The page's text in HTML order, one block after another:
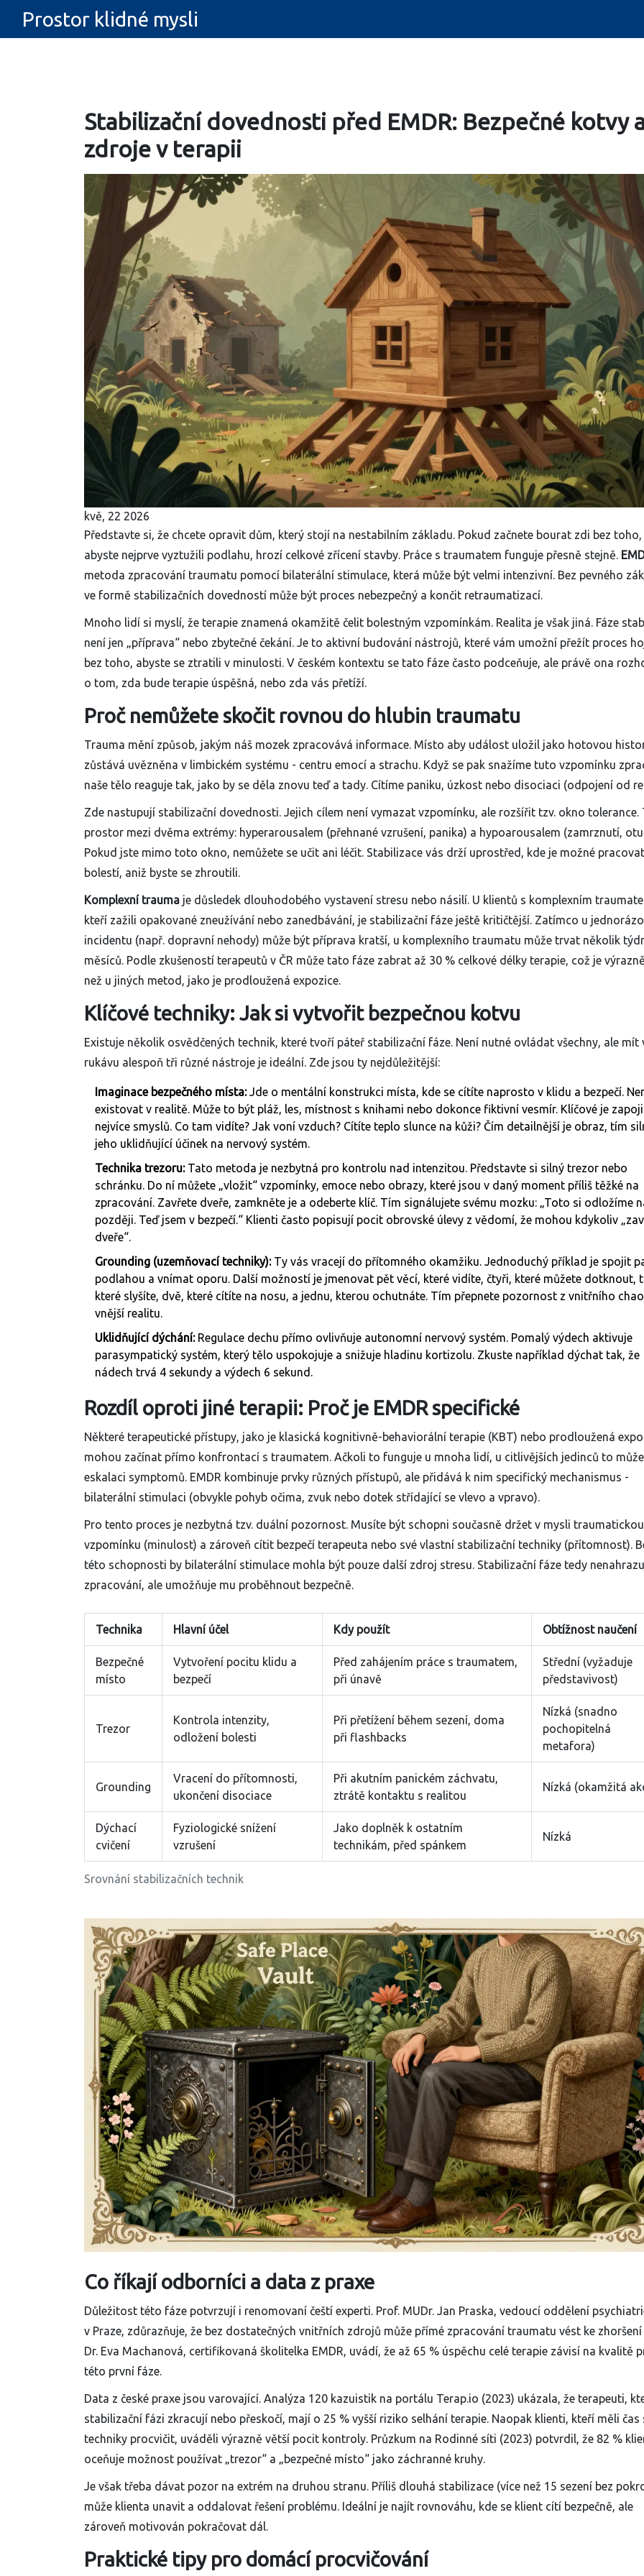
Prostor klidné mysli
Stabilizační dovednosti před EMDR: Bezpečné kotvy
zdroje v terapii
kvě, 22 2026
Představte si, že chcete opravit dům, který stojí na nestabilním základu. Pokud začnete bourat zdi bez toho,
abyste nejprve vyztužili podlahu, hrozí celkové zřícení stavby. Práce s traumatem funguje přesně stejně.
metoda zpracování traumatu pomocí bilaterální stimulace, která může být velmi intenzivní. Bez pevného
ve formě stabilizačních dovedností může být proces nebezpečný a končit retraumatizací.
Mnoho lidí si myslí, že terapie znamená okamžitě čelit bolestným vzpomínkám. Realita je však jiná. Fáze
není jen „příprava“ nebo zbytečné čekání. Je to aktivní budování nástrojů, které vám umožní přežít proces
bez toho, abyste se ztratili v minulosti. V českém kontextu se tato fáze často podceňuje, ale právě ona
o tom, zda bude terapie úspěšná, nebo zda vás přetíží.
Proč nemůžete skočit rovnou do hlubin traumatu
Trauma mění způsob, jakým náš mozek zpracovává informace. Místo aby událost uložil jako hotovou
zůstává uvězněna v limbickém systému - centru emocí a strachu. Když se pak snažíme tuto vzpomínku
naše tělo reaguje tak, jako by se děla znovu teď a tady. Cítíme paniku, úzkost nebo disociaci (odpojení od
Zde nastupují stabilizační dovednosti. Jejich cílem není vymazat vzpomínku, ale rozšířit tzv. okno tolerance.
prostor mezi dvěma extrémy: hyperarousalem (přehnané vzrušení, panika) a hypoarousalem (zamrznutí,
Pokud jste mimo toto okno, nemůžete se učit ani léčit. Stabilizace vás drží uprostřed, kde je možné
bolestí, aniž byste se zhroutili.
Komplexní trauma je důsledek dlouhodobého vystavení stresu nebo násilí. U klientů s komplexním
kteří zažili opakované zneužívání nebo zanedbávání, je stabilizační fáze ještě kritičtější. Zatímco u
incidentu (např. dopravní nehody) může být příprava kratší, u komplexního traumatu může trvat několik
měsíců. Podle zkušeností terapeutů v ČR může tato fáze zabrat až 30 % celkové délky terapie, což je
než u jiných metod, jako je prodloužená expozice.
Klíčové techniky: Jak si vytvořit bezpečnou kotvu
Existuje několik osvědčených technik, které tvoří páteř stabilizační fáze. Není nutné ovládat všechny, ale mít
rukávu alespoň tři různé nástroje je ideální. Zde jsou ty nejdůležitější:
Imaginace bezpečného místa:Jde o mentální konstrukci místa, kde se cítíte naprosto v klidu a bezpečí.
existovat v realitě. Může to být pláž, les, místnost s knihami nebo dokonce fiktivní vesmír. Klíčové je
nejvíce smyslů. Co tam vidíte? Jak voní vzduch? Cítíte teplo slunce na kůži? Čím detailnější je obraz, tím
jeho uklidňující účinek na nervový systém.
Technika trezoru:Tato metoda je nezbytná pro kontrolu nad intenzitou. Představte si silný trezor nebo
schránku. Do ní můžete „vložit“ vzpomínky, emoce nebo obrazy, které jsou v daný moment příliš těžké na
zpracování. Zavřete dveře, zamkněte je a odeberte klíč. Tím signálujete svému mozku: „Toto si odložíme
později. Teď jsem v bezpečí.“ Klienti často popisují pocit obrovské úlevy z vědomí, že mohou kdykoliv
dveře“.
Grounding (uzemňovací techniky):Ty vás vracejí do přítomného okamžiku. Jednoduchý příklad je spojit
podlahou a vnímat oporu. Další možností je jmenovat pět věcí, které vidíte, čtyři, které můžete dotknout,
které slyšíte, dvě, které cítíte na nosu, a jednu, kterou ochutnáte. Tím přepnete pozornost z vnitřního
vnější realitu.
Uklidňující dýchání:Regulace dechu přímo ovlivňuje autonomní nervový systém. Pomalý výdech aktivuje
parasympatický systém, který tělo uspokojuje a snižuje hladinu kortizolu. Zkuste například dýchat tak, že
nádech trvá 4 sekundy a výdech 6 sekund.
Rozdíl oproti jiné terapii: Proč je EMDR specifické
Některé terapeutické přístupy, jako je klasická kognitivně-behaviorální terapie (KBT) nebo prodloužená
mohou začínat přímo konfrontací s traumatem. Ačkoli to funguje u mnoha lidí, u citlivějších jedinců to
eskalaci symptomů. EMDR kombinuje prvky různých přístupů, ale přidává k nim specifický mechanismus -
bilaterální stimulaci (obvykle pohyb očima, zvuk nebo dotek střídající se vlevo a vpravo).
Pro tento proces je nezbytná tzv. duální pozornost. Musíte být schopni současně držet v mysli traumatickou
vzpomínku (minulost) a zároveň cítit bezpečí terapeuta nebo své vlastní stabilizační techniky (přítomnost).
této schopnosti by bilaterální stimulace mohla být pouze další zdroj stresu. Stabilizační fáze tedy
zpracování, ale umožňuje mu proběhnout bezpečně.
Srovnání stabilizačních technik
Technika Hlavní účel Kdy použít Obtížnost naučení
Bezpečné
místo
Vytvoření pocitu klidu a
bezpečí
Před zahájením práce s traumatem,
při únavě
Střední (vyžaduje
představivost)
Trezor
Kontrola intenzity,
odložení bolesti
Při přetížení během sezení, doma
při flashbacks
Nízká (snadno
pochopitelná
metafora)
Grounding
Vracení do přítomnosti,
ukončení disociace
Při akutním panickém záchvatu,
ztrátě kontaktu s realitou
Nízká (okamžitá
Dýchací
cvičení
Fyziologické snížení
vzrušení
Jako doplněk k ostatním
technikám, před spánkem
Nízká
Co říkají odborníci a data z praxe
Důležitost této fáze potvrzují i renomovaní čeští experti. Prof. MUDr. Jan Praska, vedoucí oddělení
v Praze, zdůrazňuje, že bez dostatečných vnitřních zdrojů může přímé zpracování traumatu vést ke
Dr. Eva Machanová, certifikovaná školitelka EMDR, uvádí, že až 65 % úspěchu celé terapie závisí na kvalitě
této první fáze.
Data z české praxe jsou varovající. Analýza 120 kazuistik na portálu Terap.io (2023) ukázala, že terapeuti,
stabilizační fázi zkracují nebo přeskočí, mají o 25 % vyšší riziko selhání terapie. Naopak klienti, kteří měli čas
techniky procvičit, uváděli výrazně větší pocit kontroly. Průzkum na Rodinné síti (2023) potvrdil, že 82 %
oceňuje možnost používat „trezor“ a „bezpečné místo“ jako záchranné kruhy.
Je však třeba dávat pozor na extrém na druhou stranu. Příliš dlouhá stabilizace (více než 15 sezení bez
může klienta unavit a oddalovat řešení problému. Ideální je najít rovnováhu, kde se klient cítí bezpečně, ale
zároveň motivován pokračovat dál.
Praktické tipy pro domácí procvičování